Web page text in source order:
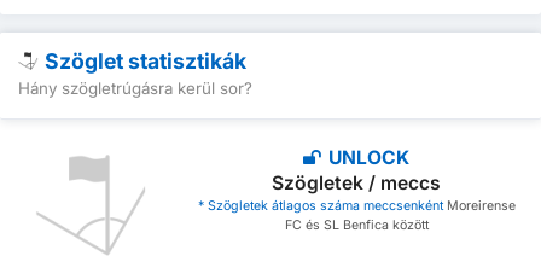
Szöglet statisztikák
Hány szögletrúgásra kerül sor?
UNLOCK
Szögletek / meccs
* Szögletek átlagos száma meccsenkéntMoreirense
FC és SL Benfica között